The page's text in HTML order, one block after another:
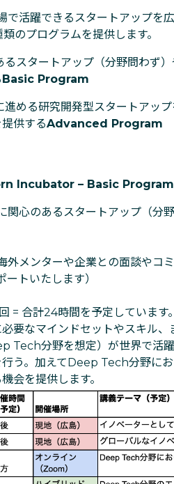
活躍できるスタートアップを
のプログラムを提供します。
スタートアップ（分野問わず）
Basic Program
める研究開発型スタートアップ
供するAdvanced Program
Incubator – Basic Program
関心のあるスタートアップ（分
外メンターや企業との面談やコ
トいたします）
= 合計24時間を予定しています
要なマインドセットやスキル、
Tech分野を想定）が世界で活
う。加えてDeep Tech分野に
会を提供します。